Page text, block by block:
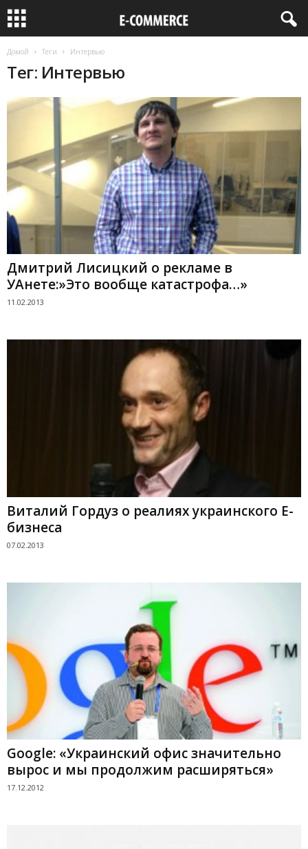
Домой Теги Интервью
Тег: Интервью
Дмитрий Лисицкий о рекламе в
УАнете:»Это вообще катастрофа…»
11.02.2013
Виталий Гордуз о реалиях украинского Е-
бизнеса
07.02.2013
Google: «Украинский офис значительно
вырос и мы продолжим расширяться»
17.12.2012